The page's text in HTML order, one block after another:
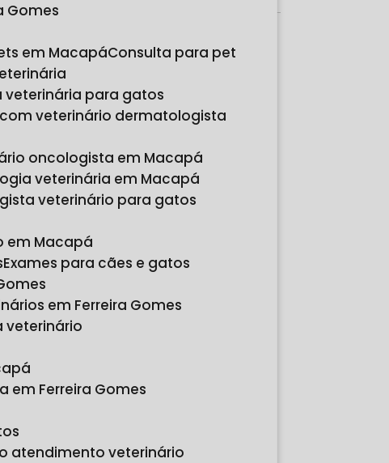
Gomes
em Macapá Consulta para pet
veterinária para gatos
com veterinário dermatologista
oncologista em Macapá
veterinária em Macapá
veterinário para gatos
em Macapá
Exames para cães e gatos
em Ferreira Gomes
veterinário
em Ferreira Gomes
atendimento veterinário
Páginas
Relacionadas